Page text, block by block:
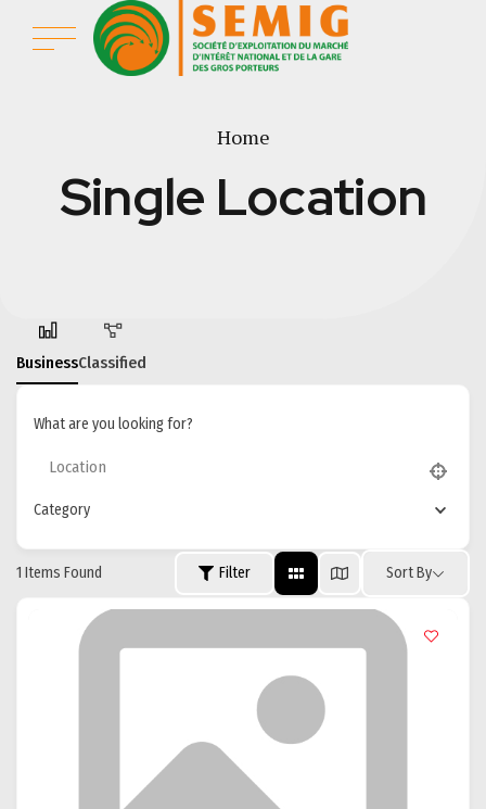
Home
Single Location
BusinessClassified
What are you looking for?
Category
1 Items Found Filter Sort By